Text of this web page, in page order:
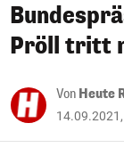
Pröll tritt
Von Heute